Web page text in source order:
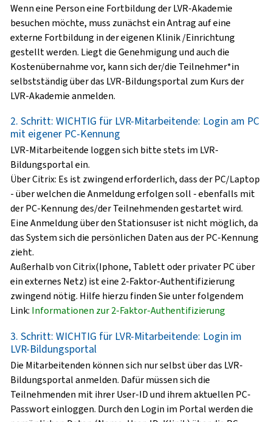
Wenn eine Person eine Fortbildung der LVR-Akademie
besuchen möchte, muss zunächst ein Antrag auf eine
externe Fortbildung in der eigenen Klinik /Einrichtung
gestellt werden. Liegt die Genehmigung und auch die
Kostenübernahme vor, kann sich der/die Teilnehmer*in
selbstständig über das LVR-Bildungsportal zum Kurs der
LVR-Akademie anmelden.
2. Schritt: WICHTIG für LVR-Mitarbeitende: Login am PC
mit eigener PC-Kennung
LVR-Mitarbeitende loggen sich bitte stets im LVR-
Bildungsportal ein.
Über Citrix: Es ist zwingend erforderlich, dass der PC/Laptop
- über welchen die Anmeldung erfolgen soll - ebenfalls mit
der PC-Kennung des/der Teilnehmenden gestartet wird.
Eine Anmeldung über den Stationsuser ist nicht möglich, da
das System sich die persönlichen Daten aus der PC-Kennung
zieht.
Außerhalb von Citrix(Iphone, Tablett oder privater PC über
ein externes Netz) ist eine 2-Faktor-Authentifizierung
zwingend nötig. Hilfe hierzu finden Sie unter folgendem
Link: Informationen zur 2-Faktor-Authentifizierung
3. Schritt: WICHTIG für LVR-Mitarbeitende: Login im
LVR-Bildungsportal
Die Mitarbeitenden können sich nur selbst über das LVR-
Bildungsportal anmelden. Dafür müssen sich die
Teilnehmenden mit ihrer User-ID und ihrem aktuellen PC-
Passwort einloggen. Durch den Login im Portal werden die